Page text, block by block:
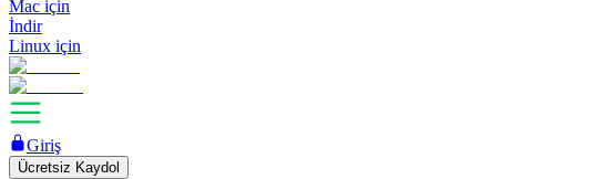
Mac için
İndir
Linux için
Giriş
Ücretsiz Kaydol